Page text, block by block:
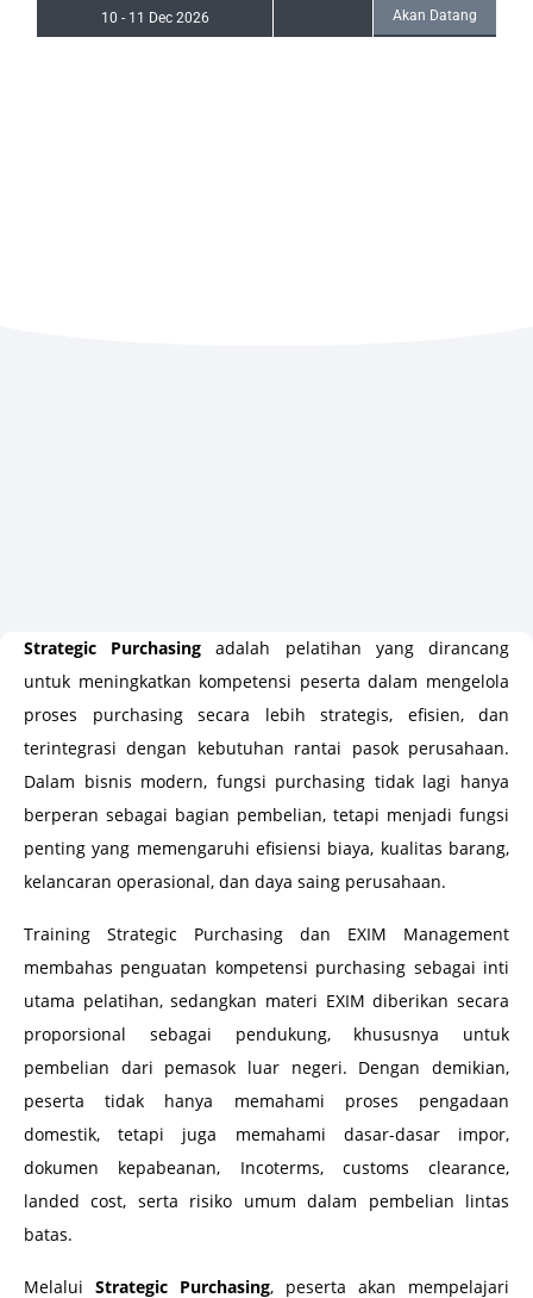
10 - 11 Dec 2026 Akan Datang
Strategic Purchasing adalah pelatihan yang dirancang
untuk meningkatkan kompetensi peserta dalam mengelola
proses purchasing secara lebih strategis, efisien, dan
terintegrasi dengan kebutuhan rantai pasok perusahaan.
Dalam bisnis modern, fungsi purchasing tidak lagi hanya
berperan sebagai bagian pembelian, tetapi menjadi fungsi
penting yang memengaruhi efisiensi biaya, kualitas barang,
kelancaran operasional, dan daya saing perusahaan.
Training Strategic Purchasing dan EXIM Management
membahas penguatan kompetensi purchasing sebagai inti
utama pelatihan, sedangkan materi EXIM diberikan secara
proporsional sebagai pendukung, khususnya untuk
pembelian dari pemasok luar negeri. Dengan demikian,
peserta tidak hanya memahami proses pengadaan
domestik, tetapi juga memahami dasar-dasar impor,
dokumen kepabeanan, Incoterms, customs clearance,
landed cost, serta risiko umum dalam pembelian lintas
batas.
Melalui Strategic Purchasing, peserta akan mempelajari